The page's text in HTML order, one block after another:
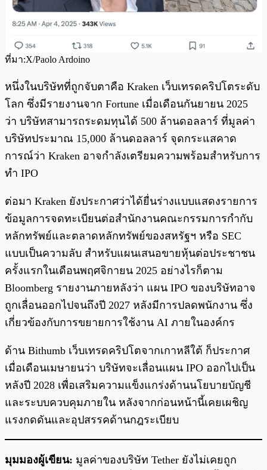
ที่มา:X/Paolo Ardoino
หนึ่งในบริษัทที่ถูกจับตาคือ Kraken เว็บเทรดคริปโตระดับ
โลก ซึ่งมีรายงานจาก Fortune เมื่อเดือนกันยายน 2025
ว่า บริษัทสามารถระดมทุนได้ 500 ล้านดอลลาร์ ที่มูลค่า
บริษัทประมาณ 15,000 ล้านดอลลาร์ จุดกระแสคาด
การณ์ว่า Kraken อาจกำลังเตรียมความพร้อมสำหรับการ
ทำ IPO
ต่อมา Kraken ยังประกาศว่าได้ยื่นร่างแบบแสดงรายการ
ข้อมูลการจดทะเบียนต่อสำนักงานคณะกรรมการกำกับ
หลักทรัพย์และตลาดหลักทรัพย์ของสหรัฐฯ หรือ SEC
แบบเป็นความลับ สำหรับแผนเสนอขายหุ้นต่อประชาชน
ครั้งแรกในเดือนพฤศจิกายน 2025 อย่างไรก็ตาม
Bloomberg รายงานภายหลังว่า แผน IPO ของบริษัทอาจ
ถูกเลื่อนออกไปจนถึงปี 2027 หลังมีการปลดพนักงาน ซึ่ง
เกี่ยวข้องกับการขยายการใช้งาน AI ภายในองค์กร
ด้าน Bithumb เว็บเทรดคริปโตจากเกาหลีใต้ ก็ประกาศ
เมื่อเดือนเมษายนว่า บริษัทจะเลื่อนแผน IPO ออกไปเป็น
หลังปี 2028 เพื่อเสริมความแข็งแกร่งด้านนโยบายบัญชี
และระบบควบคุมภายใน หลังจากก่อนหน้านี้เคยเผชิญ
แรงกดดันและอุปสรรคด้านกฎระเบียบ
มุมมองผู้เขียน: มูลค่าของบริษัท Tether ยังไม่เคยถูก